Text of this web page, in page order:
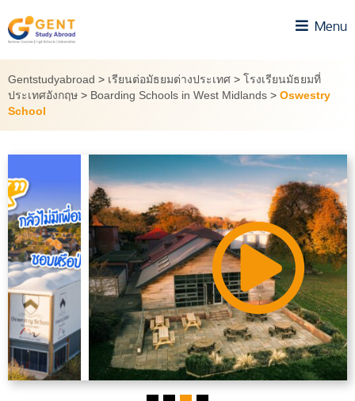
to
content
Menu
Gentstudyabroad > เรียนต่อมัธยมต่างประเทศ > โรงเรียนมัธยมที่
ประเทศอังกฤษ > Boarding Schools in West Midlands > Oswestry
School